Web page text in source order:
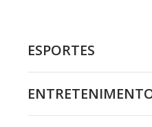
ESPORTES